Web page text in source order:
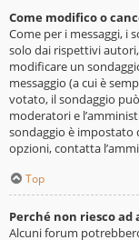
Come modifico o
Come per i messaggi, i
solo dai rispettivi
modificare un
messaggio (a cui è
votato, il sondaggio
moderatori e
sondaggio è impostato
opzioni, contatta
Top
Perché non riesco ad
Alcuni forum